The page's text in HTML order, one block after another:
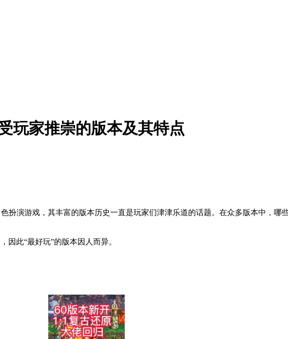
玩家推崇的版本及其特点
扮演游戏，其丰富的版本历史一直是玩家们津津乐道的话题。在众多版本中，哪
因此“最好玩”的版本因人而异。